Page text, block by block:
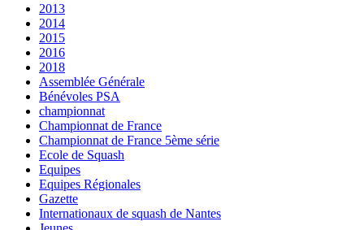
2013
2014
2015
2016
2018
Assemblée Générale
Bénévoles PSA
championnat
Championnat de France
Championnat de France 5ème série
Ecole de Squash
Equipes
Equipes Régionales
Gazette
Internationaux de squash de Nantes